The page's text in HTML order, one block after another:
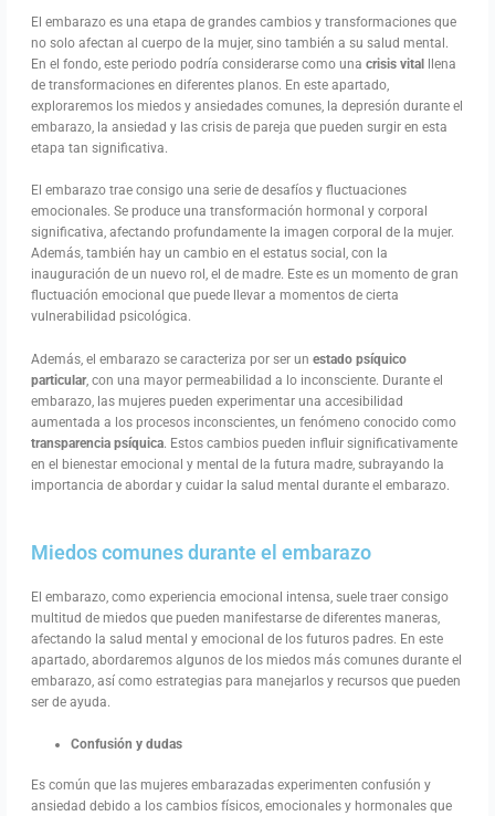
El embarazo es una etapa de grandes cambios y transformaciones que
no solo afectan al cuerpo de la mujer, sino también a su salud mental.
En el fondo, este periodo podría considerarse como unacrisis vital
llena
de transformaciones en diferentes planos. En este apartado,
exploraremos los miedos y ansiedades comunes, la depresión durante el
embarazo, la ansiedad y las crisis de pareja que pueden surgir en esta
etapa tan significativa.
El embarazo trae consigo una serie de desafíos y fluctuaciones
emocionales. Se produce una transformación hormonal y corporal
significativa, afectando profundamente la imagen corporal de la mujer.
Además, también hay un cambio en el estatus social, con la
inauguración de un nuevo rol, el de madre. Este es un momento de gran
fluctuación emocional que puede llevar a momentos de cierta
vulnerabilidad psicológica.
Además, el embarazo se caracteriza por ser unestado psíquico
particular, con una mayor permeabilidad a lo inconsciente. Durante el
embarazo, las mujeres pueden experimentar una accesibilidad
aumentada a los procesos inconscientes, un fenómeno conocido como
transparencia psíquica. Estos cambios pueden influir significativamente
en el bienestar emocional y mental de la futura madre, subrayando la
importancia de abordar y cuidar la salud mental durante el embarazo.
Miedos comunes durante el embarazo
El embarazo, como experiencia emocional intensa, suele traer consigo
multitud de miedos que pueden manifestarse de diferentes maneras,
afectando la salud mental y emocional de los futuros padres. En este
apartado, abordaremos algunos de los miedos más comunes durante el
embarazo, así como estrategias para manejarlos y recursos que pueden
ser de ayuda.
Confusión y dudas
Es común que las mujeres embarazadas experimenten confusión y
ansiedad debido a los cambios físicos, emocionales y hormonales que